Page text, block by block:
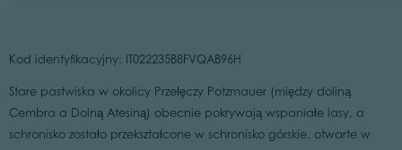
Kod identyfikacyjny: IT022235B8FVQAB96H
Stare pastwiska w okolicy Przełęczy Potzmauer (między doliną
Cembra a Dolną Atesiną) obecnie pokrywają wspaniałe lasy, a
schronisko zostało przekształcone w schronisko górskie, otwarte w